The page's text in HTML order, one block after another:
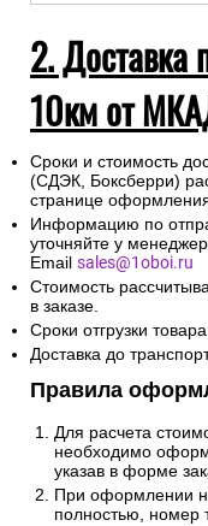
2. Доставка
10км от
Сроки и стоимость
(СДЭК, Боксберри)
странице
Информацию по
уточняйте у
Email sales@1oboi.ru
Стоимость
в заказе.
Сроки отгрузки
Доставка до
Правила
Для расчета
необходимо
указав в форме
При оформлении
полностью, номер